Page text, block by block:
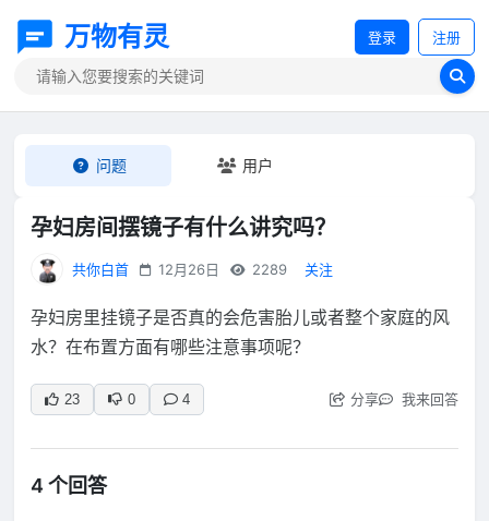
万物有灵 登录 注册
问题 用户
孕妇房间摆镜子有什么讲究吗？
共你白首 12月26日 2289 关注
孕妇房里挂镜子是否真的会危害胎儿或者整个家庭的风
水？在布置方面有哪些注意事项呢？
23 0 4 分享 我来回答
4 个回答